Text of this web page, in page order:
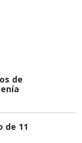
de
de 11